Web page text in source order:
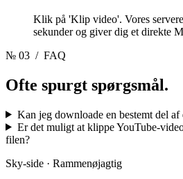
Klik på 'Klip video'. Vores
sekunder og giver dig et direkte
№ 03 / FAQ
Ofte spurgt spørgsmål.
Kan jeg downloade en bestemt del
Er det muligt at klippe YouTube-
filen?
Sky-side · Rammenøjagtig